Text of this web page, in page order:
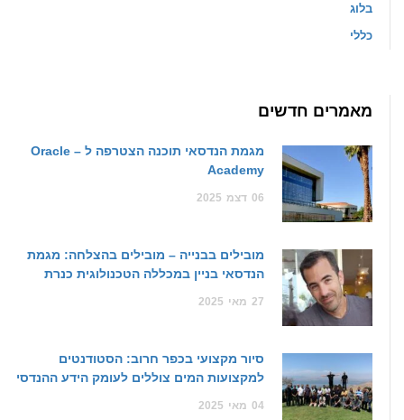
בלוג
כללי
מאמרים חדשים
מגמת הנדסאי תוכנה הצטרפה ל – Oracle
Academy
06 דצמ 2025
מובילים בבנייה – מובילים בהצלחה: מגמת
הנדסאי בניין במכללה הטכנולוגית כנרת
27 מאי 2025
סיור מקצועי בכפר חרוב: הסטודנטים
למקצועות המים צוללים לעומק הידע ההנדסי
04 מאי 2025